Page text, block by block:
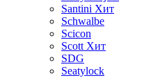
Santini Хит
Schwalbe
Scicon
Scott Хит
SDG
Seatylock